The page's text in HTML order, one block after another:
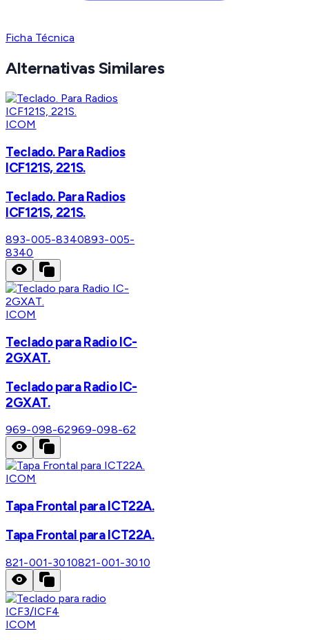
Ficha Técnica
Alternativas Similares
ICOM
Teclado. Para Radios
ICF121S, 221S.
Teclado. Para Radios
ICF121S, 221S.
893-005-8340893-005-
8340
ICOM
Teclado para Radio IC-
2GXAT.
Teclado para Radio IC-
2GXAT.
969-098-62969-098-62
ICOM
Tapa Frontal para ICT22A.
Tapa Frontal para ICT22A.
821-001-3010821-001-3010
ICOM